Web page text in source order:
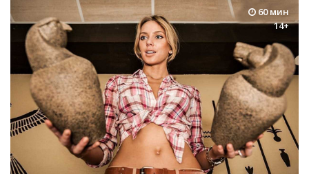
60 мин
14+